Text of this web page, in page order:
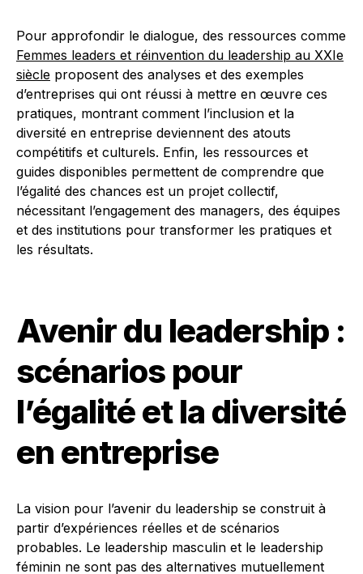
Pour approfondir le dialogue, des ressources comme
Femmes leaders et réinvention du leadership au XXIe
siècle proposent des analyses et des exemples
d’entreprises qui ont réussi à mettre en œuvre ces
pratiques, montrant comment l’inclusion et la
diversité en entreprise deviennent des atouts
compétitifs et culturels. Enfin, les ressources et
guides disponibles permettent de comprendre que
l’égalité des chances est un projet collectif,
nécessitant l’engagement des managers, des équipes
et des institutions pour transformer les pratiques et
les résultats.
Avenir du leadership :
scénarios pour
l’égalité et la diversité
en entreprise
La vision pour l’avenir du leadership se construit à
partir d’expériences réelles et de scénarios
probables. Le leadership masculin et le leadership
féminin ne sont pas des alternatives mutuellement